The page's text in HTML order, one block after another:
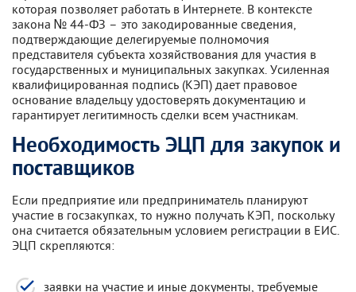
которая позволяет работать в Интернете. В контексте
закона № 44-ФЗ – это закодированные сведения,
подтверждающие делегируемые полномочия
представителя субъекта хозяйствования для участия в
государственных и муниципальных закупках. Усиленная
квалифицированная подпись (КЭП) дает правовое
основание владельцу удостоверять документацию и
гарантирует легитимность сделки всем участникам.
Необходимость ЭЦП для закупок и
поставщиков
Если предприятие или предприниматель планируют
участие в госзакупках, то нужно получать КЭП, поскольку
она считается обязательным условием регистрации в ЕИС.
ЭЦП скрепляются:
заявки на участие и иные документы, требуемые